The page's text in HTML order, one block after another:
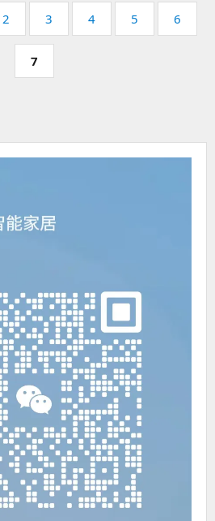
页
码：
2
页
码：
3
页
码：
4
页
码：
5
页
码：
6
页
码：
7